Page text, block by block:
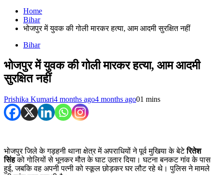
Home
Bihar
भोजपुर में युवक की गोली मारकर हत्या, आम आदमी सुरक्षित नहीं
Bihar
भोजपुर में युवक की गोली मारकर हत्या, आम आदमी
सुरक्षित नहीं
Prishika Kumari4 months ago4 months ago01 mins
भोजपुर जिले के गड़हनी थाना क्षेत्र में अपराधियों ने पूर्व मुखिया के बेटेरितेश
सिंहको गोलियों से भूनकर मौत के घाट उतार दिया। घटना बनकट गांव के पास
हुई, जबकि वह अपनी पत्नी को स्कूल छोड़कर घर लौट रहे थे। पुलिस ने मामले